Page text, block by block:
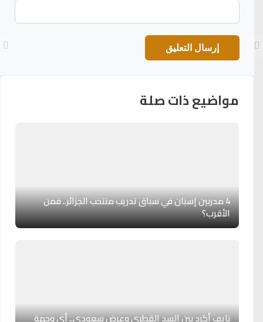
مواضيع ذات صلة
4 مدربين إسبان في سباق تدريب منتخب الجزائر.. فمن
الأقرب؟
نايف أكرد بين السد القطري وعرض سعودي.. أي وجهة